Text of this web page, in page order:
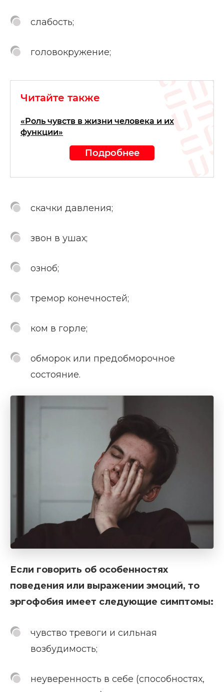
слабость;
головокружение;
Читайте также
«Роль чувств в жизни человека и их
функции»
Подробнее
скачки давления;
звон в ушах;
озноб;
тремор конечностей;
ком в горле;
обморок или предобморочное
состояние.
Если говорить об особенностях
поведения или выражении эмоций, то
эргофобия имеет следующие симптомы:
чувство тревоги и сильная
возбудимость;
неуверенность в себе (способностях,